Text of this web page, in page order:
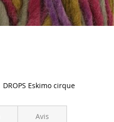
DROPS Eskimo cirque
Avis